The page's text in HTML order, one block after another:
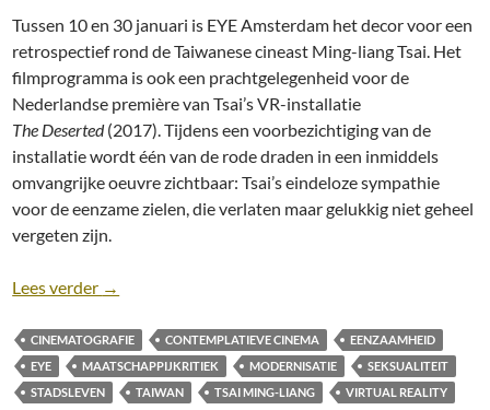
Tussen 10 en 30 januari is EYE Amsterdam het decor voor een
retrospectief rond de Taiwanese cineast Ming-liang Tsai. Het
filmprogramma is ook een prachtgelegenheid voor de
Nederlandse première van Tsai’s VR-installatie
The Deserted(2017). Tijdens een voorbezichtiging van de
installatie wordt één van de rode draden in een inmiddels
omvangrijke oeuvre zichtbaar: Tsai’s eindeloze sympathie
voor de eenzame zielen, die verlaten maar gelukkig niet geheel
vergeten zijn.
Lees verder Filmisch verlaten: Het oeuvre van Ming-liang Tsai in
→
CINEMATOGRAFIE CONTEMPLATIEVE CINEMA
EENZAAMHEID
EYE
MAATSCHAPPIJKRITIEK MODERNISATIE
SEKSUALITEIT
STADSLEVEN
TAIWAN TSAI MING-LIANG VIRTUAL REALITY